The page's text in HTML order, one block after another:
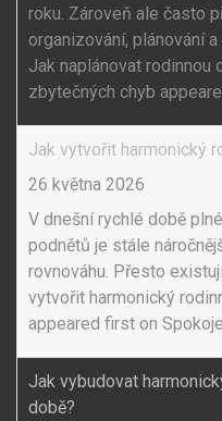
roku. Zároveň ale často
organizování, plánování
Jak naplánovat
zbytečných chyb
Jak vytvořit harmonický
26 května 2026
V dnešní rychlé době
podnětů je stále
rovnováhu. Přesto
vytvořit harmonický
appeared first on
Jak vybudovat
době?